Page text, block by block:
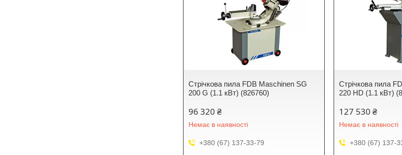
Стрічкова пила FDB Maschinen SG
200 G (1.1 кВт) (826760)
96 320 ₴
Немає в наявності
+380 (67) 137-33-79
Стрічкова пила
220 HD (1.1 кВт)
127 530 ₴
Немає в наявності
+380 (67) 137-